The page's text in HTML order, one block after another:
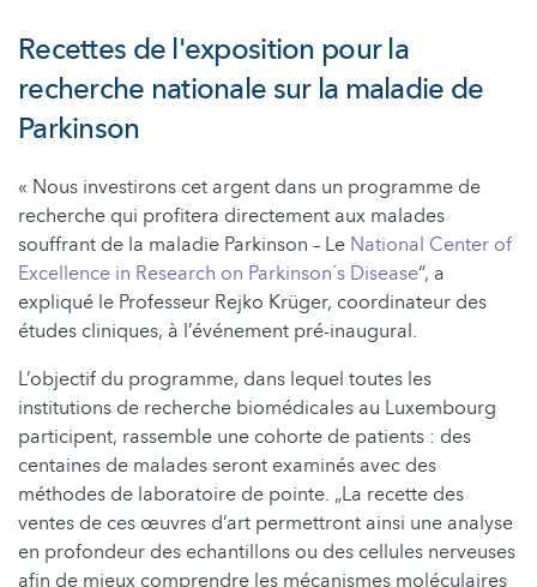
Recettes de l'exposition pour la
recherche nationale sur la maladie de
Parkinson
« Nous investirons cet argent dans un programme de
recherche qui profitera directement aux malades
souffrant de la maladie Parkinson – Le National Center of
Excellence in Research on Parkinson´s Disease“, a
expliqué le Professeur Rejko Krüger, coordinateur des
études cliniques, à l’événement pré-inaugural.
L’objectif du programme, dans lequel toutes les
institutions de recherche biomédicales au Luxembourg
participent, rassemble une cohorte de patients : des
centaines de malades seront examinés avec des
méthodes de laboratoire de pointe. „La recette des
ventes de ces œuvres d’art permettront ainsi une analyse
en profondeur des echantillons ou des cellules nerveuses
afin de mieux comprendre les mécanismes moléculaires